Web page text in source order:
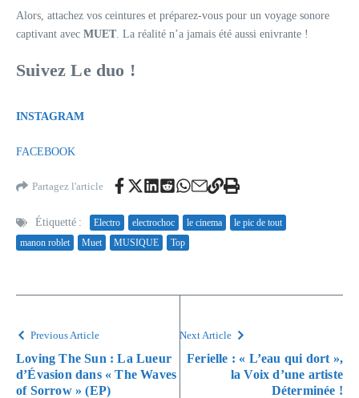
Alors, attachez vos ceintures et préparez-vous pour un voyage sonore
captivant avec MUET. La réalité n’a jamais été aussi enivrante !
Suivez Le duo !
INSTAGRAM
FACEBOOK
Partagez l'article
Étiquetté : Electro electrochoc le cinema
le pic de tout
manon roblet
Muet MUSIQUE Top
Previous Article
Loving The Sun : La Lueur
d’Évasion dans « The Waves
of Sorrow » (EP)
Next Article
Ferielle : « L’eau qui dort »,
la Voix d’une artiste
Déterminée !